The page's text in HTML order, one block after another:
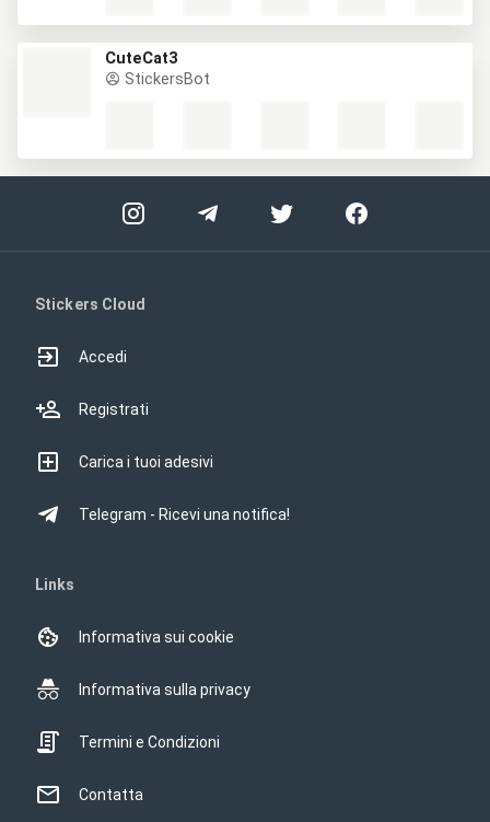
CuteCat3
StickersBot
Stickers Cloud
Accedi
Registrati
Carica i tuoi adesivi
Telegram - Ricevi una notifica!
Links
Informativa sui cookie
Informativa sulla privacy
Termini e Condizioni
Contatta